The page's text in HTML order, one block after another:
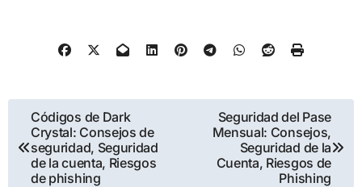
Post
navigation
Códigos de Dark
Crystal: Consejos de
seguridad, Seguridad
de la cuenta, Riesgos
de phishing
Seguridad del Pase
Mensual: Consejos,
Seguridad de la
Cuenta, Riesgos de
Phishing